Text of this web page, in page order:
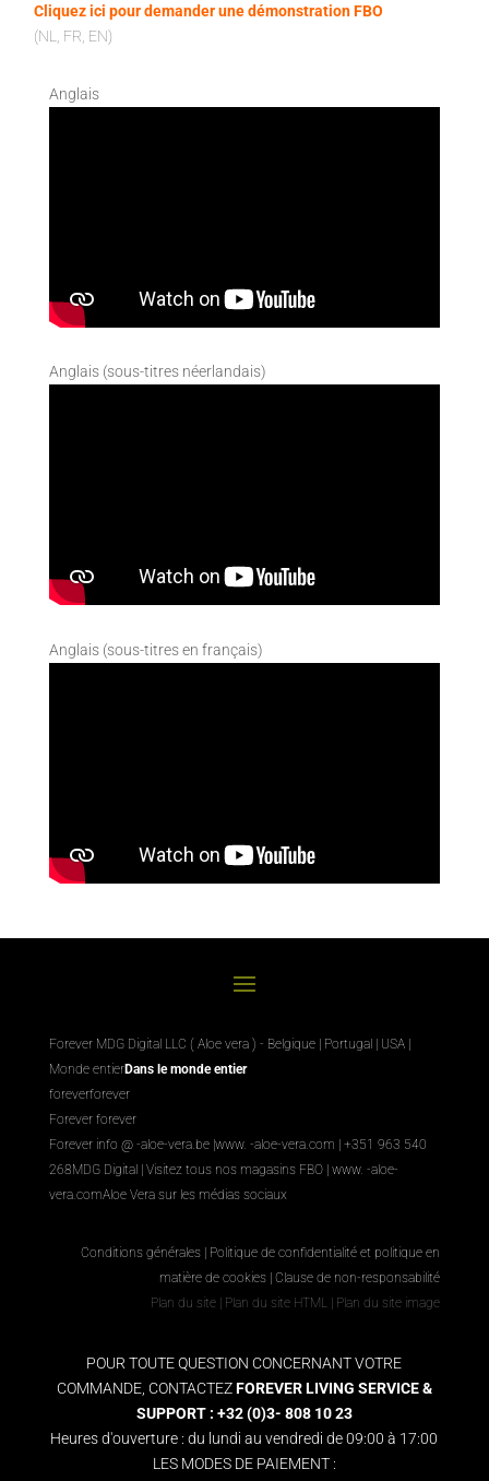
Cliquez ici pour demander une démonstration FBO
(NL, FR, EN)
Anglais
Anglais (sous-titres néerlandais)
Anglais (sous-titres en français)
Forever MDG Digital LLC ( Aloe vera ) - Belgique | Portugal | USA |
Monde entierDans le monde entier
foreverforever
Forever forever
Forever info @ -aloe-vera.be |www. -aloe-vera.com | +351 963 540
268MDG Digital| Visitez tous nos magasins FBO| www. -aloe-
vera.comAloe Vera sur les médias sociaux
Conditions générales | Politique de confidentialité et politique en
matière de cookies |Clause de non-responsabilité
Plan du site | Plan du site HTML | Plan du site image
POUR TOUTE QUESTION CONCERNANT VOTRE
COMMANDE, CONTACTEZFOREVER LIVING SERVICE &
SUPPORT : +32 (0)3- 808 10 23
Heures d'ouverture : du lundi au vendredi de 09:00 à 17:00
LES MODES DE PAIEMENT :